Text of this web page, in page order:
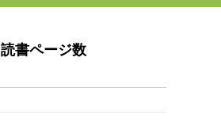
読書ページ数